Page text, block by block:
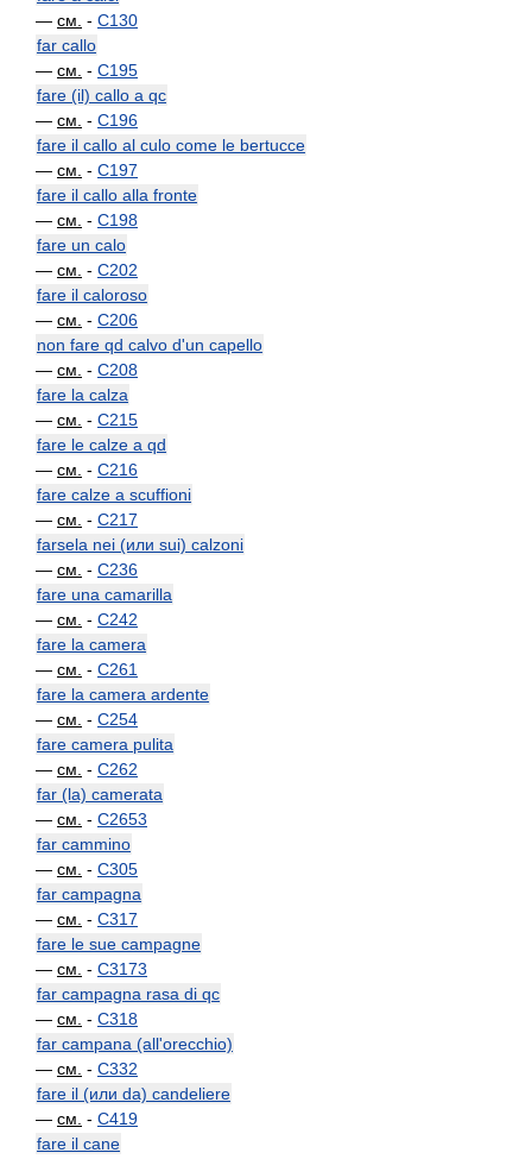
— см. - C130
far callo
— см. - C195
fare (il) callo a qc
— см. - C196
fare il callo al culo come le bertucce
— см. - C197
fare il callo alla fronte
— см. - C198
fare un calo
— см. - C202
fare il caloroso
— см. - C206
non fare qd calvo d'un capello
— см. - C208
fare la calza
— см. - C215
fare le calze a qd
— см. - C216
fare calze a scuffioni
— см. - C217
farsela nei (или sui) calzoni
— см. - C236
fare una camarilla
— см. - C242
fare la camera
— см. - C261
fare la camera ardente
— см. - C254
fare camera pulita
— см. - C262
far (la) camerata
— см. - C2653
far cammino
— см. - C305
far campagna
— см. - C317
fare le sue campagne
— см. - C3173
far campagna rasa di qc
— см. - C318
far campana (all'orecchio)
— см. - C332
fare il (или da) candeliere
— см. - C419
fare il cane